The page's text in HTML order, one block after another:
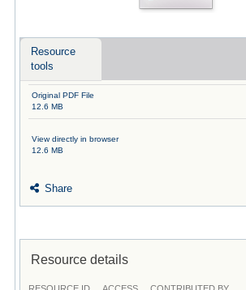
Resource
tools
Original PDF File
12.6 MB
View directly in browser
12.6 MB
Share
Resource details